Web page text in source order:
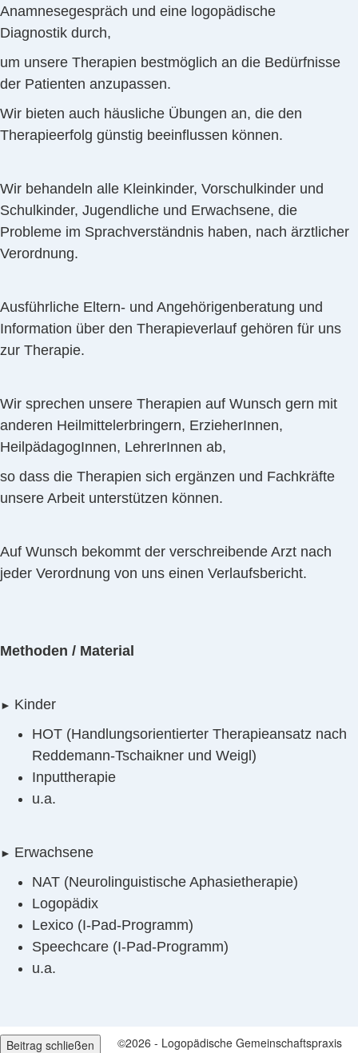
Anamnesegespräch und eine logopädische
Diagnostik durch,
um unsere Therapien bestmöglich an die Bedürfnisse
der Patienten anzupassen.
Wir bieten auch häusliche Übungen an, die den
Therapieerfolg günstig beeinflussen können.
Wir behandeln alle Kleinkinder, Vorschulkinder und
Schulkinder, Jugendliche und Erwachsene, die
Probleme im Sprachverständnis haben, nach ärztlicher
Verordnung.
Ausführliche Eltern- und Angehörigenberatung und
Information über den Therapieverlauf gehören für uns
zur Therapie.
Wir sprechen unsere Therapien auf Wunsch gern mit
anderen Heilmittelerbringern, ErzieherInnen,
HeilpädagogInnen, LehrerInnen ab,
so dass die Therapien sich ergänzen und Fachkräfte
unsere Arbeit unterstützen können.
Auf Wunsch bekommt der verschreibende Arzt nach
jeder Verordnung von uns einen Verlaufsbericht.
Methoden / Material
► Kinder
HOT (Handlungsorientierter Therapieansatz nach
Reddemann-Tschaikner und Weigl)
Inputtherapie
u.a.
► Erwachsene
NAT (Neurolinguistische Aphasietherapie)
Logopädix
Lexico (I-Pad-Programm)
Speechcare (I-Pad-Programm)
u.a.
Beitrag schließen
©2026 - Logopädische Gemeinschaftspraxis